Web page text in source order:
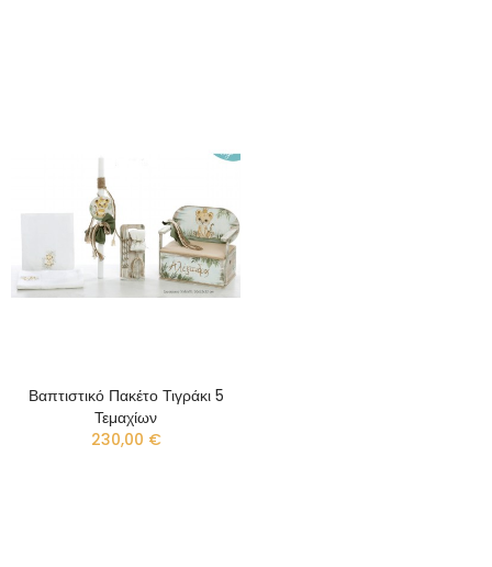
Βαπτιστικό Πακέτο Τιγράκι 5
Τεμαχίων
230,00 €